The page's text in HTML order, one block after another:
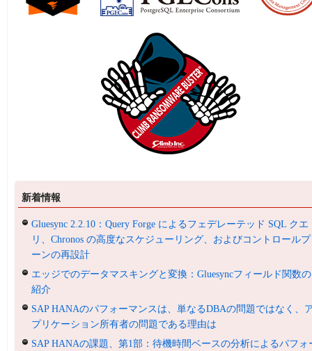
新着情報
Gluesync 2.2.10：Query Forge によるフェデレーテッド SQL クエ
リ、Chronos の高度なスケジューリング、およびコントロール
ーンの再設計
エッジでのデータマスキングと変換：Gluesyncフィールド関数の
紹介
SAP HANAのパフォーマンスは、単なるDBAの問題ではなく、
プリケーション所有者の問題である理由は
SAP HANAの課題、第1部：待機時間ベースの分析によるパフォ